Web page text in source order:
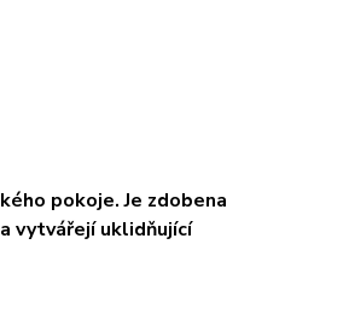
pokoje. Je zdobena
vytvářejí uklidňující